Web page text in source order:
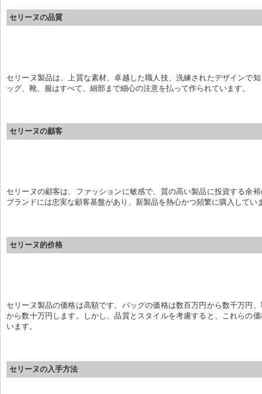
セリーヌの品質
セリーヌ製品は、上質な素材、卓越した職人技、洗練されたデザインで
ッグ、靴、服はすべて、細部まで細心の注意を払って作られています。
セリーヌの顧客
セリーヌの顧客は、ファッションに敏感で、質の高い製品に投資する余
ブランドには忠実な顧客基盤があり、新製品を熱心かつ頻繁に購入してい
セリーヌ的价格
セリーヌ製品の価格は高額です。バッグの価格は数百万円から数千万円
から数十万円します。しかし、品質とスタイルを考慮すると、これらの
います。
セリーヌの入手方法